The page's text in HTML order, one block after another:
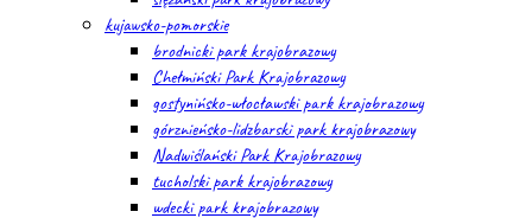
kujawsko-pomorskie
brodnicki park krajobrazowy
Chełmiński Park Krajobrazowy
gostynińsko-włocławski park krajobrazowy
górznieńsko-lidzbarski park krajobrazowy
Nadwiślański Park Krajobrazowy
tucholski park krajobrazowy
wdecki park krajobrazowy